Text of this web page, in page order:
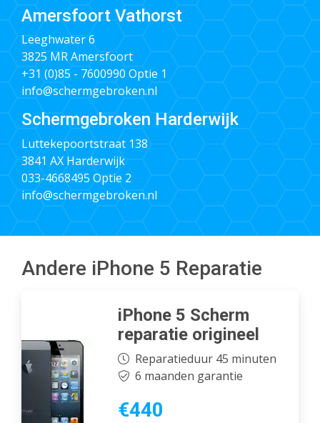
Amersfoort Vathorst
Leeghwater 6
3825 MR Amersfoort
+31 (0)85 - 7600990 Optie 1
info@schermgebroken.nl
Schermgebroken Harderwijk
Luttekepoortstraat 138
3841 AX Harderwijk
033-4668495 Optie 2
info@schermgebroken.nl
Andere iPhone 5 Reparatie
iPhone 5 Scherm
reparatie origineel
Reparatieduur 45 minuten
6 maanden garantie
€440